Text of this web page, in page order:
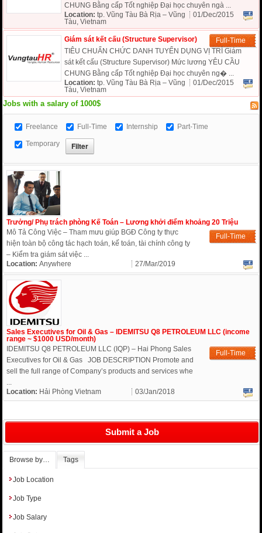
CHUNG Bằng cấp Tốt nghiệp Đại học chuyên ngà ...
Location: tp. Vũng Tàu Bà Rịa – Vũng
Tàu, Vietnam
01/Dec/2015
Giám sát kết cấu (Structure Supervisor)
Full-Time
TIÊU CHUẨN CHỨC DANH TUYỂN DỤNG VỊ TRÍ Giám
sát kết cấu (Structure Supervisor) Mức lương YÊU CẦU
CHUNG Bằng cấp Tốt nghiệp Đại học chuyên ng� ...
Location: tp. Vũng Tàu Bà Rịa – Vũng
Tàu, Vietnam
01/Dec/2015
Jobs with a salary of 1000$
Freelance Full-Time Internship Part-Time
Temporary
Trưởng/ Phụ trách phòng Kế Toán – Lương khởi điểm khoảng 20 Triệu
Full-Time
Mô Tả Công Việc – Tham mưu giúp BGĐ Công ty thực
hiện toàn bộ công tác hạch toán, kế toán, tài chính công ty
– Kiểm tra giám sát việc ...
Location:Anywhere 27/Mar/2019
Sales Executives for Oil & Gas – IDEMITSU Q8 PETROLEUM LLC (income
range ~ $1000 USD/month)
Full-Time
IDEMITSU Q8 PETROLEUM LLC (IQP) – Hai Phong Sales
Executives for Oil & Gas JOB DESCRIPTION Promote and
sell the full range of Company’s products and services whe
...
Location: Hải Phòng Vietnam 03/Jan/2018
Submit a Job
Browse by… Tags
Job Location
Job Type
Job Salary